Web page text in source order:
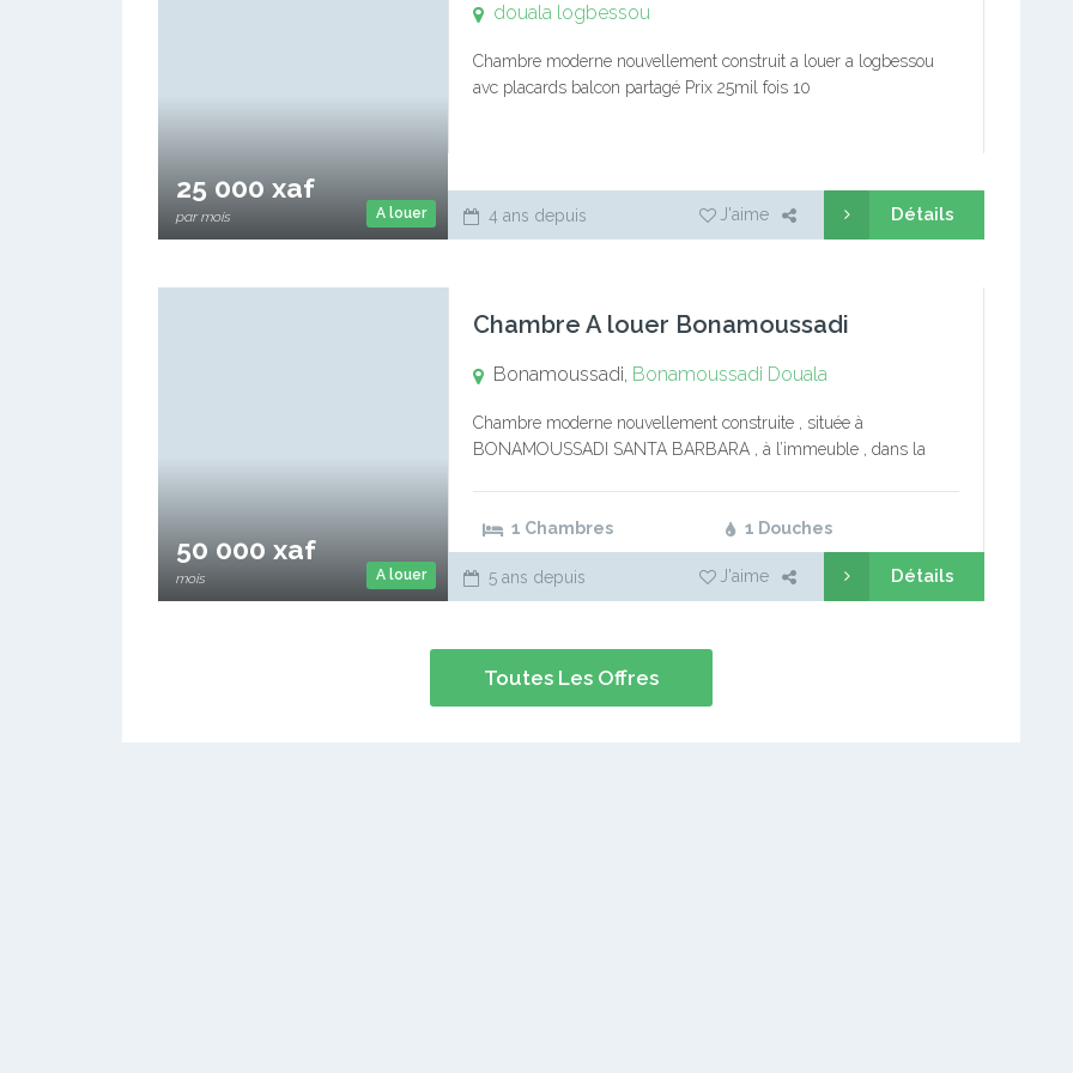
A louer
25 000 xaf
par mois
douala logbessou
Chambre moderne nouvellement construit a louer a logbessou
avc placards balcon partagé Prix 25mil fois 10
4 ans depuis J'aime Détails
A louer
50 000 xaf
mois
Chambre A louer Bonamoussadi
Bonamoussadi, Bonamoussadi Douala
Chambre moderne nouvellement construite , située à
BONAMOUSSADI SANTA BARBARA , à l’immeuble , dans la
1 Chambres
1 Douches
5 ans depuis J'aime Détails
Toutes Les Offres